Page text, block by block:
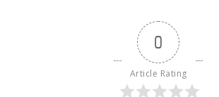
0
Article Rating